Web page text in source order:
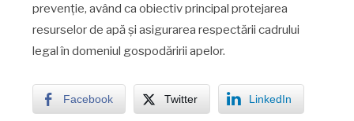
prevenție, având ca obiectiv principal protejarea
resurselor de apă și asigurarea respectării cadrului
legal în domeniul gospodăririi apelor.
Facebook Twitter LinkedIn